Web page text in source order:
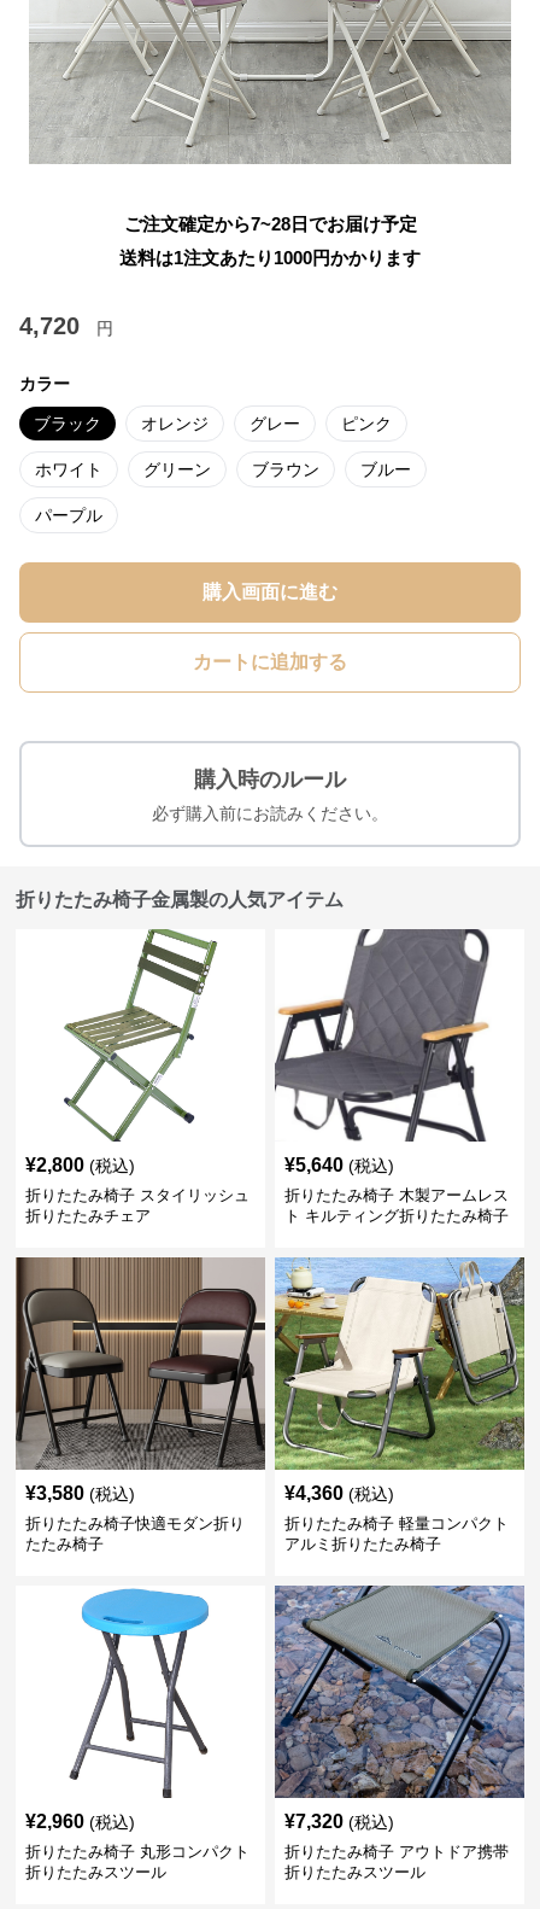
ご注文確定から7~28日でお届け予定
送料は1注文あたり 1000円かかります
4,720 円
カラー
ブラック オレンジ グレー ピンク
ホワイト グリーン ブラウン ブルー
パープル
購入画面に進む
カートに追加する
購入時のルール
必ず購入前にお読みください。
折りたたみ椅子金属製の人気アイテム
¥2,800 (税込)
折りたたみ椅子 スタイリッシュ
折りたたみチェア
¥5,640 (税込)
折りたたみ椅子 木製アームレス
ト キルティング折りたたみ椅子
¥3,580 (税込)
折りたたみ椅子快適モダン折り
たたみ椅子
¥4,360 (税込)
折りたたみ椅子 軽量コンパクト
アルミ折りたたみ椅子
¥2,960 (税込)
折りたたみ椅子 丸形コンパクト
折りたたみスツール
¥7,320 (税込)
折りたたみ椅子 アウトドア携帯
折りたたみスツール